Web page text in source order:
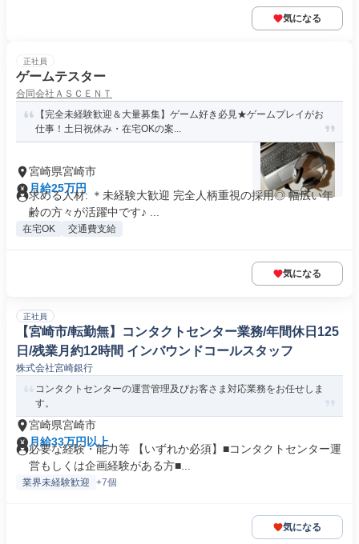
気になる
正社員
ゲームテスター
合同会社ＡＳＣＥＮＴ
【完全未経験歓迎＆大量募集】ゲーム好き必見★ゲームプレイがお
仕事！土日祝休み・在宅OKの案...
宮崎県宮崎市
月給25万円
求める人材: ＊未経験大歓迎 完全人柄重視の採用◎ 幅広い年
齢の方々が活躍中です♪ ...
在宅OK 交通費支給
気になる
正社員
【宮崎市/転勤無】コンタクトセンター業務/年間休日125
日/残業月約12時間 インバウンドコールスタッフ
株式会社宮崎銀行
コンタクトセンターの運営管理及びお客さま対応業務をお任せしま
す。
宮崎県宮崎市
月給33万円以上
必要な経験・能力等 【いずれか必須】■コンタクトセンター運
営もしくは企画経験がある方■...
業界未経験歓迎 +7個
気になる